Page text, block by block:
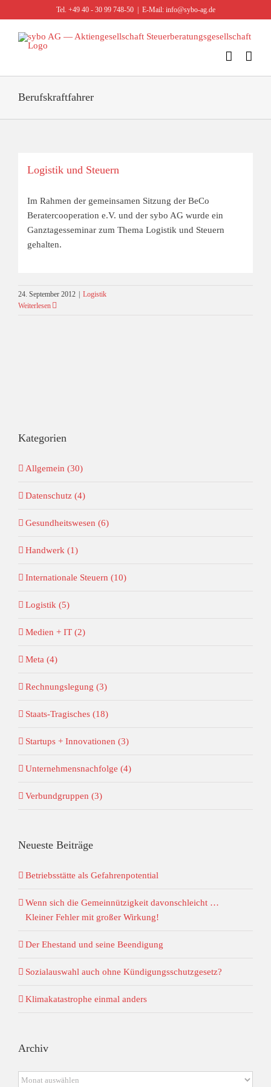
Inhalt
springen
Tel. +49 40 - 30 99 748-50 E-Mail: info@sybo-ag.de
Berufskraftfahrer
Logistik und Steuern
Im Rahmen der gemeinsamen Sitzung der BeCo
Beratercooperation e.V. und der sybo AG wurde ein
Ganztagesseminar zum Thema Logistik und Steuern
gehalten.
24. September 2012
Logistik
Weiterlesen
Kategorien
Allgemein (30)
Datenschutz (4)
Gesundheitswesen (6)
Handwerk (1)
Internationale Steuern (10)
Logistik (5)
Medien + IT (2)
Meta (4)
Rechnungslegung (3)
Staats-Tragisches (18)
Startups + Innovationen (3)
Unternehmensnachfolge (4)
Verbundgruppen (3)
Neueste Beiträge
Betriebsstätte als Gefahrenpotential
Wenn sich die Gemeinnützigkeit davonschleicht …
Kleiner Fehler mit großer Wirkung!
Der Ehestand und seine Beendigung
Sozialauswahl auch ohne Kündigungsschutzgesetz?
Klimakatastrophe einmal anders
Archiv
Archiv